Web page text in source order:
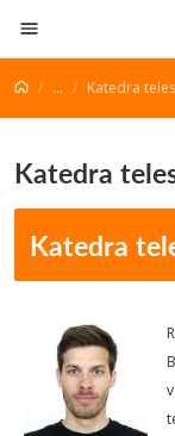
Prejsť na obsah
... Katedra
Katedra
Katedra